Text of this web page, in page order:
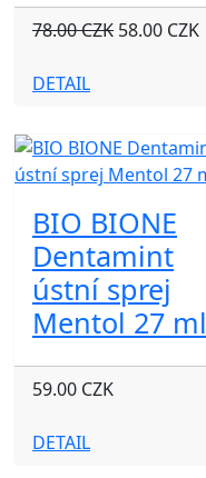
78.00 CZK 58.00 CZK
DETAIL
BIO BIONE
Dentamint
ústní sprej
Mentol 27 ml
59.00 CZK
DETAIL